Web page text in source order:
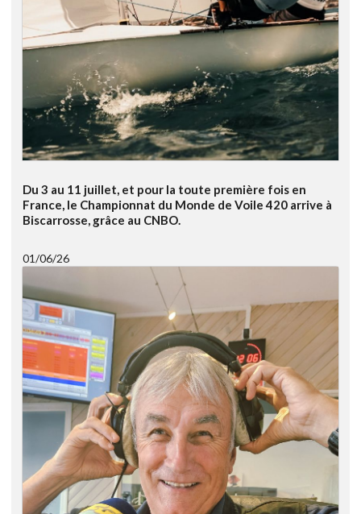
Du 3 au 11 juillet, et pour la toute première fois en
France, le Championnat du Monde de Voile 420 arrive à
Biscarrosse, grâce au CNBO.
01/06/26